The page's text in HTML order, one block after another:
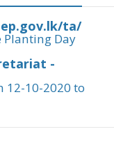
ta/
Planting Day
-
12-10-2020 to